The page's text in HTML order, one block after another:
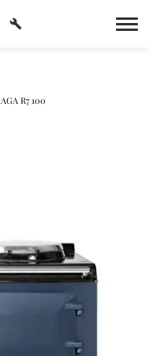
AGA R7 100